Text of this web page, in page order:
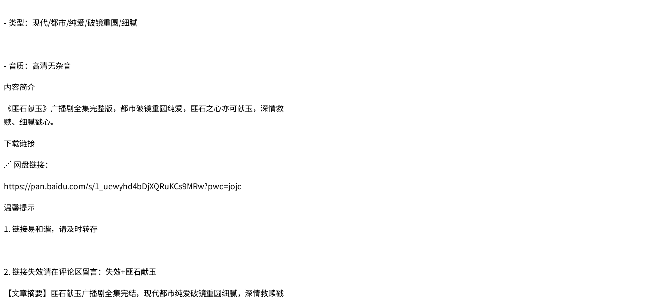
- 类型：现代/都市/纯爱/破镜重圆/细腻
- 音质：高清无杂音
内容简介
《匪石献玉》广播剧全集完整版，都市破镜重圆纯爱，匪石之心亦可献玉，深情救
赎、细腻戳心。
下载链接
🔗 网盘链接：
https://pan.baidu.com/s/1_uewyhd4bDjXQRuKCs9MRw?pwd=jojo
温馨提示
1. 链接易和谐，请及时转存
2. 链接失效请在评论区留言：失效+匪石献玉
【文章摘要】匪石献玉广播剧全集完结，现代都市纯爱破镜重圆细腻，深情救赎戳